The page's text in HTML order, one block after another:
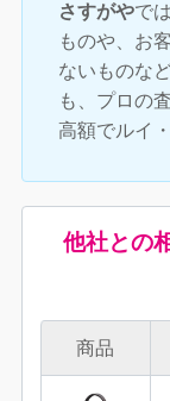
さすがやで
ものや、お
ないものな
も、プロの
高額でルイ
他社との
商品